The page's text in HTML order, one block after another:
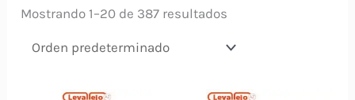
Mostrando 1–20 de 387 resultados